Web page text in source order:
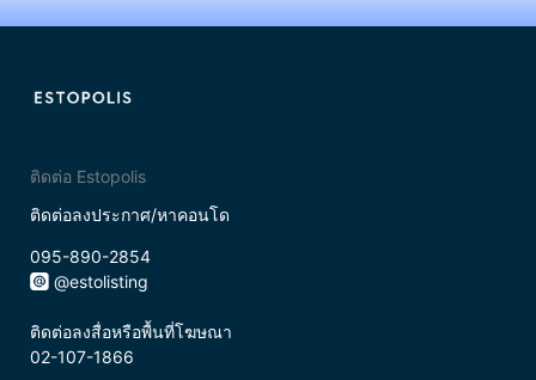
ติดต่อ Estopolis
ติดต่อลงประกาศ/หาคอนโด
095-890-2854
@estolisting
ติดต่อลงสื่อหรือพื้นที่โฆษณา
02-107-1866